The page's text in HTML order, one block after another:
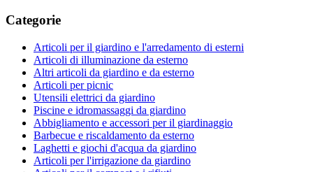
Categorie
Articoli per il giardino e l'arredamento di esterni
Articoli di illuminazione da esterno
Altri articoli da giardino e da esterno
Articoli per picnic
Utensili elettrici da giardino
Piscine e idromassaggi da giardino
Abbigliamento e accessori per il giardinaggio
Barbecue e riscaldamento da esterno
Laghetti e giochi d'acqua da giardino
Articoli per l'irrigazione da giardino